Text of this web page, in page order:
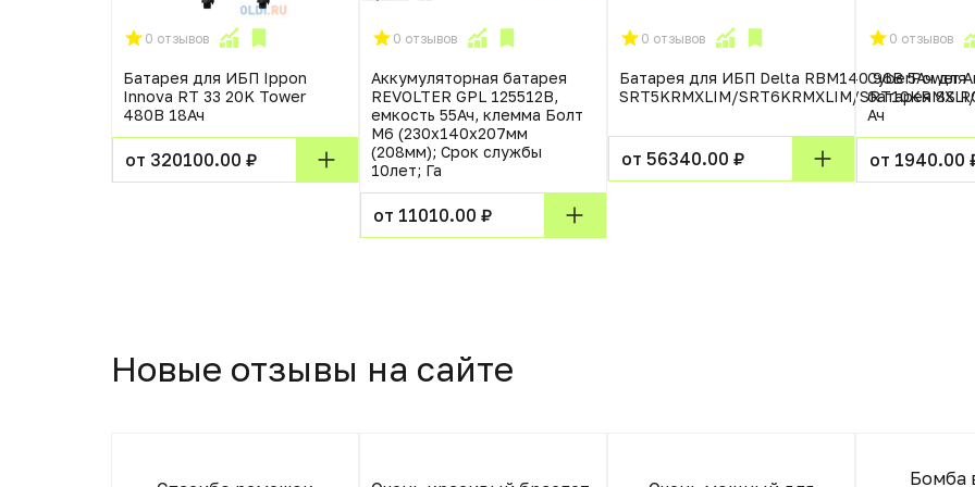
0 отзывов
Батарея для ИБП Ippon
Innova RT 33 20K Tower
480В 18Ач
от 320100.00 ₽
0 отзывов
Аккумуляторная батарея
REVOLTER GPL 125512В,
емкость 55Ач, клемма Болт
М6 (230х140х207мм
(208мм); Срок службы
10лет; Га
от 11010.00 ₽
0 отзывов
Батарея для ИБП Delta RBM140 96В 5Ач для
SRT5KRMXLIM/SRT6KRMXLIM/
от 56340.00 ₽
0 отзывов
CyberPower
батарея SS
Ач
от 1940.00
Новые отзывы на сайте
Бомба